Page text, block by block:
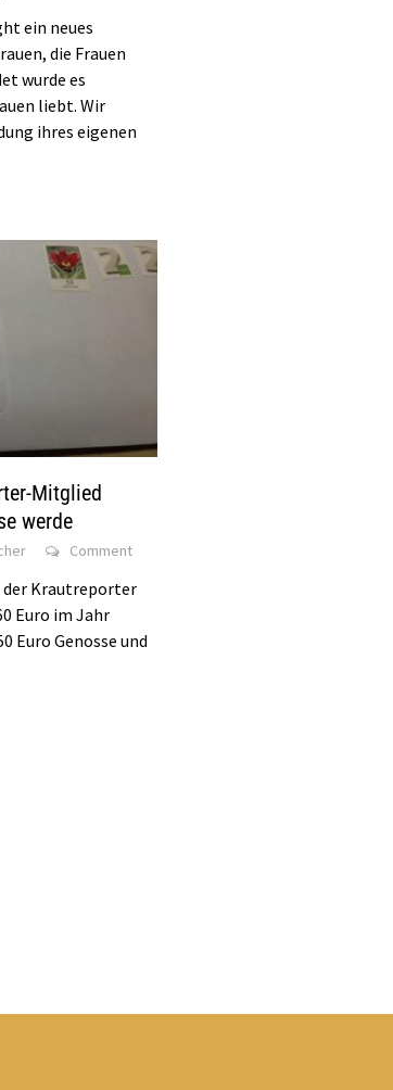
ein neues
die Frauen
wurde es
liebt. Wir
ihres eigenen
Mitglied
werde
Comment
der Krautreporter
Euro im Jahr
Euro Genosse und